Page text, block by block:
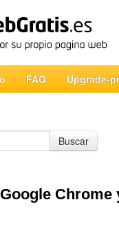
FAQ Upgrade-
Buscar